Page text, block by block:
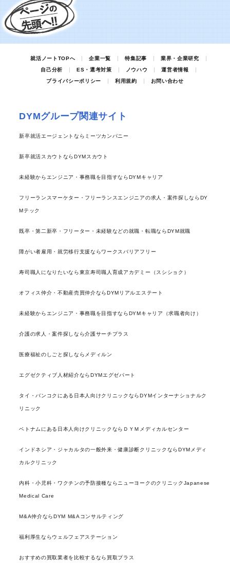
就活ノートTOPへ 企業一覧 特集記事
業界・企業研究
自己分析
ES・選考対策 ノウハウ
運営者情報
プライバシーポリシー
利用規約 お問い合わせ
DYMグループ関連サイト
新卒就活エージェントならミーツカンパニー
新卒就活スカウトならDYMスカウト
未経験からエンジニア・事務職を目指すならDYMキャリア
フリーランスマーケター・フリーランスエンジニアの求人・案件探しならDY
Mテック
既卒・第二新卒・フリーター・未経験などの就職・転職ならDYM就職
障がい者雇用・就労移行支援ならワークスバリアフリー
寿司職人になりたいなら東京寿司職人育成アカデミー（スシショク）
オフィス仲介・不動産売買仲介ならDYMリアルエステート
未経験からエンジニア・事務職を目指すならDYMキャリア（求職者向け）
介護の求人・案件探しなら介護サーチプラス
医療福祉のしごと探しならメディルン
エグゼクティブ人材紹介ならDYMエグゼパート
タイ・バンコクにある日本人向けクリニックならDYMインターナショナルク
リニック
ベトナムにある日本人向けクリニックならＤＹＭメディカルセンター
インドネシア・ジャカルタの一般外来・健康診断クリニックならDYMメディ
カルクリニック
内科・小児科・ワクチンの予防接種ならニューヨークのクリニックJapanese
Medical Care
M&A仲介ならDYM M&Aコンサルティング
福利厚生ならウェルフェアステーション
おすすめの買取業者を比較するなら買取プラス